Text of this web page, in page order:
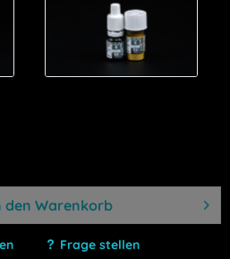
den Warenkorb
Frage stellen